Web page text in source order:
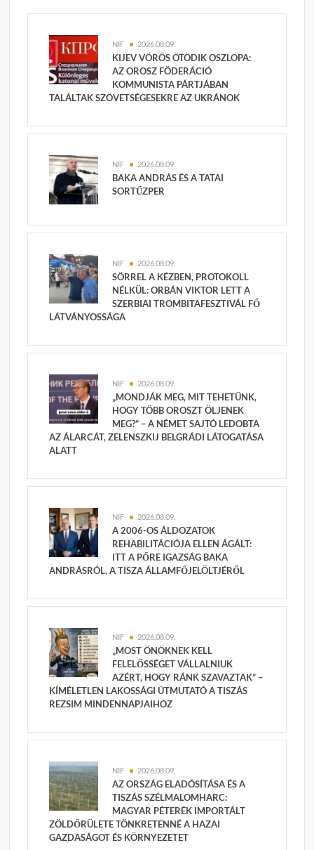
NIF 2026.08.09.
KIJEV VÖRÖS ÖTÖDIK OSZLOPA:
AZ OROSZ FÖDERÁCIÓ
KOMMUNISTA PÁRTJÁBAN
TALÁLTAK SZÖVETSÉGESEKRE AZ UKRÁNOK
NIF 2026.08.09.
BAKA ANDRÁS ÉS A TATAI
SORTŰZPER
NIF 2026.08.09.
SÖRREL A KÉZBEN, PROTOKOLL
NÉLKÜL: ORBÁN VIKTOR LETT A
SZERBIAI TROMBITAFESZTIVÁL FŐ
LÁTVÁNYOSSÁGA
NIF 2026.08.09.
„MONDJÁK MEG, MIT TEHETÜNK,
HOGY TÖBB OROSZT ÖLJENEK
MEG?” – A NÉMET SAJTÓ LEDOBTA
AZ ÁLARCÁT, ZELENSZKIJ BELGRÁDI LÁTOGATÁSA
ALATT
NIF 2026.08.09.
A 2006-OS ÁLDOZATOK
REHABILITÁCIÓJA ELLEN ÁGÁLT:
ITT A PŐRE IGAZSÁG BAKA
ANDRÁSRÓL, A TISZA ÁLLAMFŐJELÖLTJÉRŐL
NIF 2026.08.09.
„MOST ÖNÖKNEK KELL
FELELŐSSÉGET VÁLLALNIUK
AZÉRT, HOGY RÁNK SZAVAZTAK” –
KÍMÉLETLEN LAKOSSÁGI ÚTMUTATÓ A TISZÁS
REZSIM MINDENNAPJAIHOZ
NIF 2026.08.09.
AZ ORSZÁG ELADÓSÍTÁSA ÉS A
TISZÁS SZÉLMALOMHARC:
MAGYAR PÉTERÉK IMPORTÁLT
ZÖLDŐRÜLETE TÖNKRETENNÉ A HAZAI
GAZDASÁGOT ÉS KÖRNYEZETET